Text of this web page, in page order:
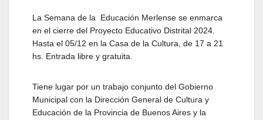
La Semana de la Educación Merlense se enmarca
en el cierre del Proyecto Educativo Distrital 2024.
Hasta el 05/12 en la Casa de la Cultura, de 17 a 21
hs. Entrada libre y gratuita.
Tiene lugar por un trabajo conjunto del Gobierno
Municipal con la Dirección General de Cultura y
Educación de la Provincia de Buenos Aires y la